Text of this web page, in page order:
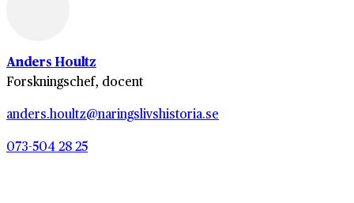
Anders Houltz
Forskningschef, docent
anders.houltz@naringslivshistoria.se
073-504 28 25